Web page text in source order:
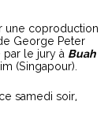
une coproduction
George Peter
le jury à Buah
(Singapour).
samedi soir,